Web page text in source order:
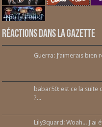
Réactions dans la gazette
Guerra: J’aimerais bien
babar50: est ce la suite
?...
Lily3quard: Woah... J'ai